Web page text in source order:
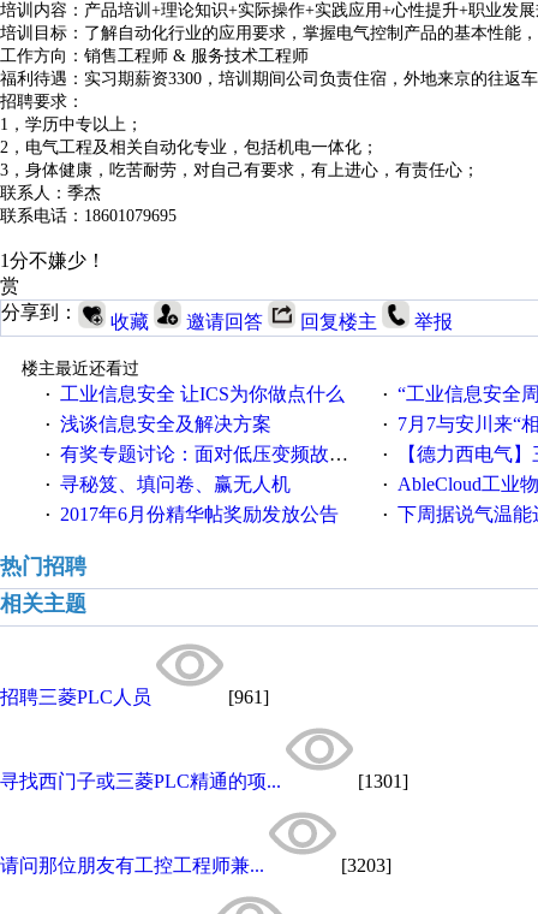
培训内容：产品培训+理论知识+实际操作+实践应用+心性提升+职业发
培训目标：了解自动化行业的应用要求，掌握电气控制产品的基本性能
工作方向：销售工程师 & 服务技术工程师
福利待遇：实习期薪资3300，培训期间公司负责住宿，外地来京的往返
招聘要求：
1，学历中专以上；
2，电气工程及相关自动化专业，包括机电一体化；
3，身体健康，吃苦耐劳，对自己有要求，有上进心，有责任心；
联系人：季杰
联系电话：18601079695
1分不嫌少！
赏
分享到：
收藏 邀请回答 回复楼主 举报
楼主最近还看过
·
工业信息安全 让ICS为你做点什么 · “工业信息安全周之我见”
· 浅谈信息安全及解决方案 · 7月7与安川来“
· 有奖专题讨论：面对低压变频故障，老手是这样解决的！ · 【德力西电气】三
· 寻秘笈、填问卷、赢无人机 · AbleCloud工业物联
· 2017年6月份精华帖奖励发放公告 · 下周据说气温能
热门招聘
相关主题
招聘三菱PLC人员 [961]
寻找西门子或三菱PLC精通的项... [1301]
请问那位朋友有工控工程师兼... [3203]